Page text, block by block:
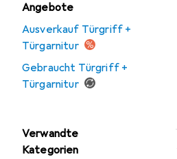
Angebote
Ausverkauf Türgriff +
Türgarnitur
Gebraucht Türgriff +
Türgarnitur
Verwandte
Kategorien